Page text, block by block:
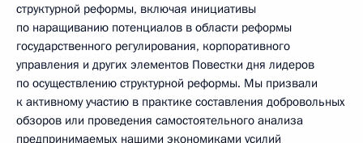
структурной реформы, включая инициативы
по наращиванию потенциалов в области реформы
государственного регулирования, корпоративного
управления и других элементов Повестки дня лидеров
по осуществлению структурной реформы. Мы призвали
к активному участию в практике составления добровольных
обзоров или проведения самостоятельного анализа
предпринимаемых нашими экономиками усилий